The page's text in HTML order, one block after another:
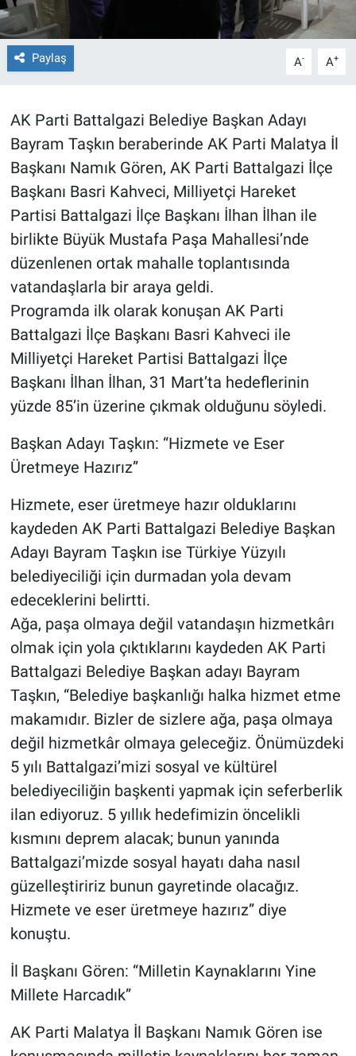
Paylaş A- A+
AK Parti Battalgazi Belediye Başkan Adayı
Bayram Taşkın beraberinde AK Parti Malatya İl
Başkanı Namık Gören, AK Parti Battalgazi İlçe
Başkanı Basri Kahveci, Milliyetçi Hareket
Partisi Battalgazi İlçe Başkanı İlhan İlhan ile
birlikte Büyük Mustafa Paşa Mahallesi’nde
düzenlenen ortak mahalle toplantısında
vatandaşlarla bir araya geldi.
Programda ilk olarak konuşan AK Parti
Battalgazi İlçe Başkanı Basri Kahveci ile
Milliyetçi Hareket Partisi Battalgazi İlçe
Başkanı İlhan İlhan, 31 Mart’ta hedeflerinin
yüzde 85’in üzerine çıkmak olduğunu söyledi.
Başkan Adayı Taşkın: “Hizmete ve Eser
Üretmeye Hazırız”
Hizmete, eser üretmeye hazır olduklarını
kaydeden AK Parti Battalgazi Belediye Başkan
Adayı Bayram Taşkın ise Türkiye Yüzyılı
belediyeciliği için durmadan yola devam
edeceklerini belirtti.
Ağa, paşa olmaya değil vatandaşın hizmetkârı
olmak için yola çıktıklarını kaydeden AK Parti
Battalgazi Belediye Başkan adayı Bayram
Taşkın, “Belediye başkanlığı halka hizmet etme
makamıdır. Bizler de sizlere ağa, paşa olmaya
değil hizmetkâr olmaya geleceğiz. Önümüzdeki
5 yılı Battalgazi’mizi sosyal ve kültürel
belediyeciliğin başkenti yapmak için seferberlik
ilan ediyoruz. 5 yıllık hedefimizin öncelikli
kısmını deprem alacak; bunun yanında
Battalgazi’mizde sosyal hayatı daha nasıl
güzelleştiririz bunun gayretinde olacağız.
Hizmete ve eser üretmeye hazırız” diye
konuştu.
İl Başkanı Gören: “Milletin Kaynaklarını Yine
Millete Harcadık”
AK Parti Malatya İl Başkanı Namık Gören ise